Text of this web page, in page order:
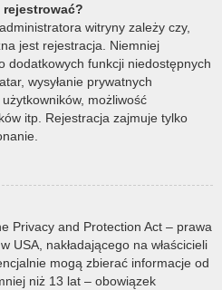
rejestrować?
witryny zależy czy,
jest rejestracja. Niemniej
dodatkowych funkcji niedostępnych
wysyłanie prywatnych
możliwość
itp. Rejestracja zajmuje tylko
Privacy and Protection Act – prawa
USA, nakładającego na właścicieli
mogą zbierać informacje od
niż 13 lat – obowiązek